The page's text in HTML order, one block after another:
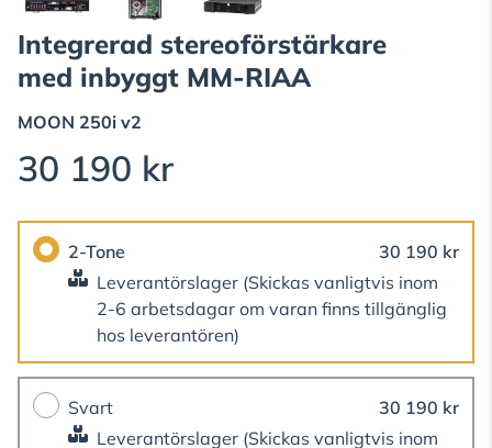
Integrerad stereoförstärkare
med inbyggt MM-RIAA
MOON 250i v2
30 190 kr
2-Tone
30 190 kr
Leverantörslager (Skickas vanligtvis inom
2-6 arbetsdagar om varan finns tillgänglig
hos leverantören)
Svart
30 190 kr
Leverantörslager (Skickas vanligtvis inom